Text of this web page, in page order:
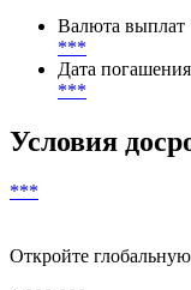
Начало
***
Дата погашения